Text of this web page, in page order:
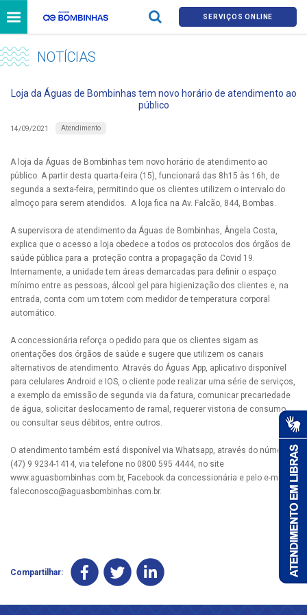
SERVIÇOS ONLINE
NOTÍCIAS
Loja da Águas de Bombinhas tem novo horário de atendimento ao
público
14/09/2021 Atendimento
A loja da Águas de Bombinhas tem novo horário de atendimento ao
público. A partir desta quarta-feira (15), funcionará das 8h15 às 16h, de
segunda a sexta-feira, permitindo que os clientes utilizem o intervalo do
almoço para serem atendidos. A loja fica na Av. Falcão, 844, Bombas.
A supervisora de atendimento da Águas de Bombinhas, Ângela Costa,
explica que o acesso a loja obedece a todos os protocolos dos órgãos de
saúde pública para a proteção contra a propagação da Covid 19.
Internamente, a unidade tem áreas demarcadas para definir o espaço
mínimo entre as pessoas, álcool gel para higienização dos clientes e, na
entrada, conta com um totem com medidor de temperatura corporal
automático.
A concessionária reforça o pedido para que os clientes sigam as
orientações dos órgãos de saúde e sugere que utilizem os canais
alternativos de atendimento. Através do Águas App, aplicativo disponível
para celulares Android e IOS, o cliente pode realizar uma série de serviços,
a exemplo da emissão de segunda via da fatura, comunicar precariedade
de água, solicitar deslocamento de ramal, requerer vistoria de consumo
ou consultar seus débitos, entre outros.
O atendimento também está disponível via Whatsapp, através do número
(47) 9 9234-1414, via telefone no 0800 595 4444, no site
www.aguasbombinhas.com.br, Facebook da concessionária e pelo e-mail
faleconosco@aguasbombinhas.com.br.
Compartilhar: